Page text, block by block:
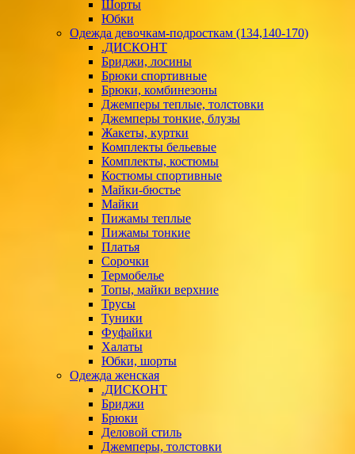
Шорты
Юбки
Одежда девочкам-подросткам (134,140-170)
.ДИСКОНТ
Бриджи, лосины
Брюки спортивные
Брюки, комбинезоны
Джемперы теплые, толстовки
Джемперы тонкие, блузы
Жакеты, куртки
Комплекты бельевые
Комплекты, костюмы
Костюмы спортивные
Майки-бюстье
Майки
Пижамы теплые
Пижамы тонкие
Платья
Сорочки
Термобелье
Топы, майки верхние
Трусы
Туники
Фуфайки
Халаты
Юбки, шорты
Одежда женская
.ДИСКОНТ
Бриджи
Брюки
Деловой стиль
Джемперы, толстовки